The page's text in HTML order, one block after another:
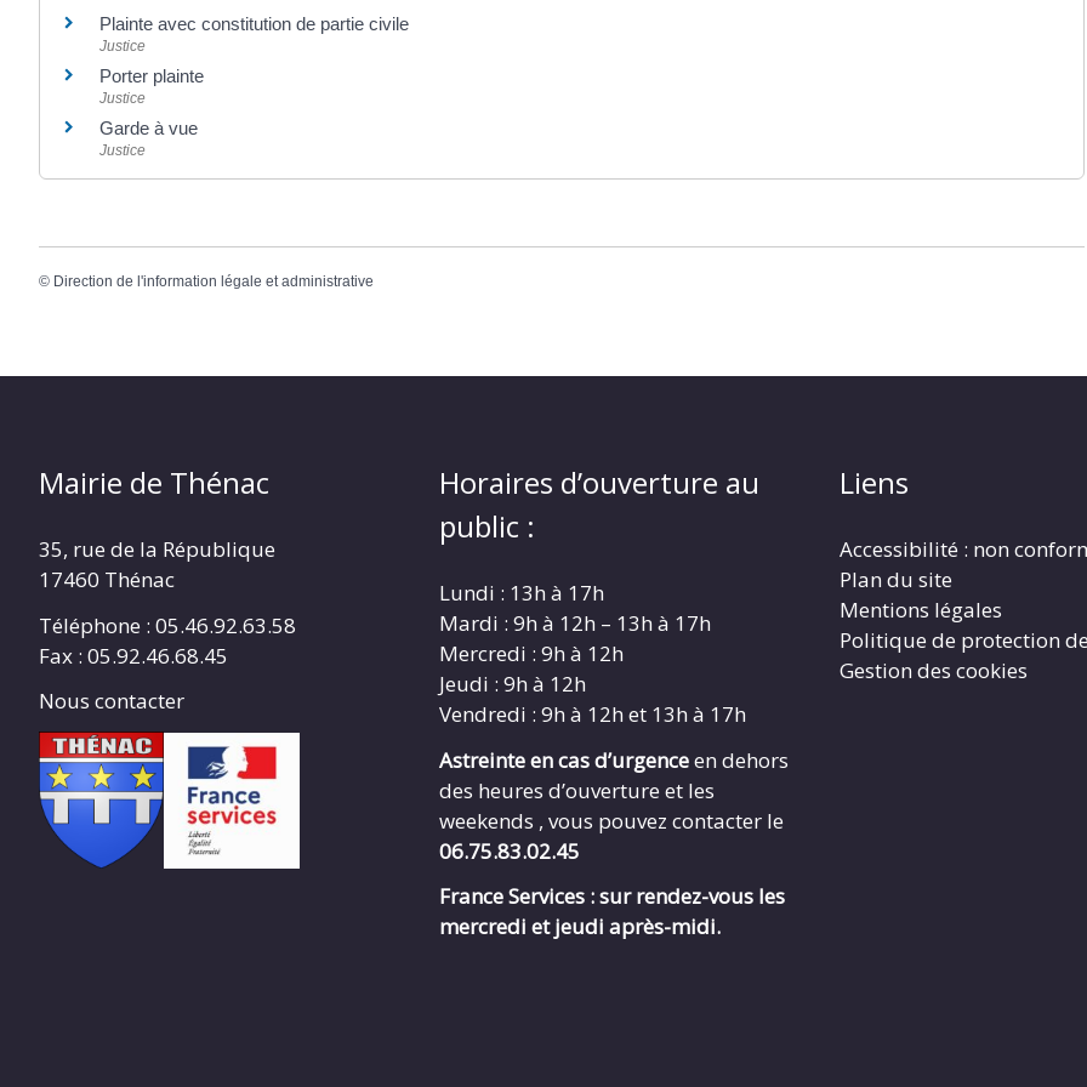
Plainte avec constitution de partie civile
Justice
Porter plainte
Justice
Garde à vue
Justice
© Direction de l'information légale et administrative
Mairie de Thénac
35, rue de la République
17460 Thénac
Téléphone : 05.46.92.63.58
Fax : 05.92.46.68.45
Nous contacter
Horaires d’ouverture au
public :
Lundi : 13h à 17h
Mardi : 9h à 12h – 13h à 17h
Mercredi : 9h à 12h
Jeudi : 9h à 12h
Vendredi : 9h à 12h et 13h à 17h
Astreinte en cas d’urgenceen dehors
des heures d’ouverture et les
weekends , vous pouvez contacter le
06.75.83.02.45
France Services : sur rendez-vous les
mercredi et jeudi après-midi.
Liens
Accessibilité : non
Plan du site
Mentions légales
Politique de protection
Gestion des cookies